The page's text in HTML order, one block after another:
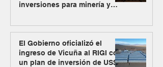
inversiones para minería y
El Gobierno oficializó el
ingreso de Vicuña al RIGI con
un plan de inversión de US$